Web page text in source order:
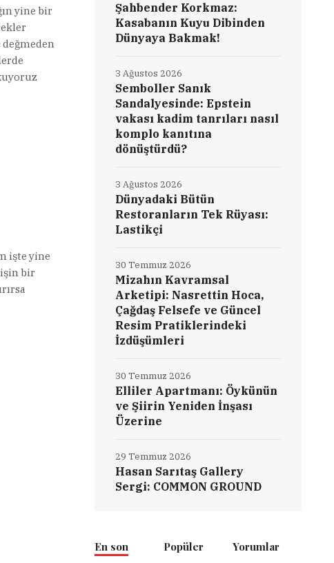
yine bir
yine
bir
Şahbender Korkmaz:
Kasabanın Kuyu Dibinden
Dünyaya Bakmak!
Semboller Sanık
Sandalyesinde: Epstein
vakası kadim tanrıları nasıl
komplo kanıtına
dönüştürdü?
3 Ağustos 2026
Dünyadaki Bütün
Restoranların Tek Rüyası:
Lastikçi
3 Ağustos 2026
Mizahın Kavramsal
Arketipi: Nasrettin Hoca,
Çağdaş Felsefe ve Güncel
Resim Pratiklerindeki
İzdüşümleri
30 Temmuz 2026
Elliler Apartmanı: Öykünün
ve Şiirin Yeniden İnşası
Üzerine
30 Temmuz 2026
Hasan Sarıtaş Gallery
Sergi: COMMON GROUND
29 Temmuz 2026
En son Popüler Yorumlar